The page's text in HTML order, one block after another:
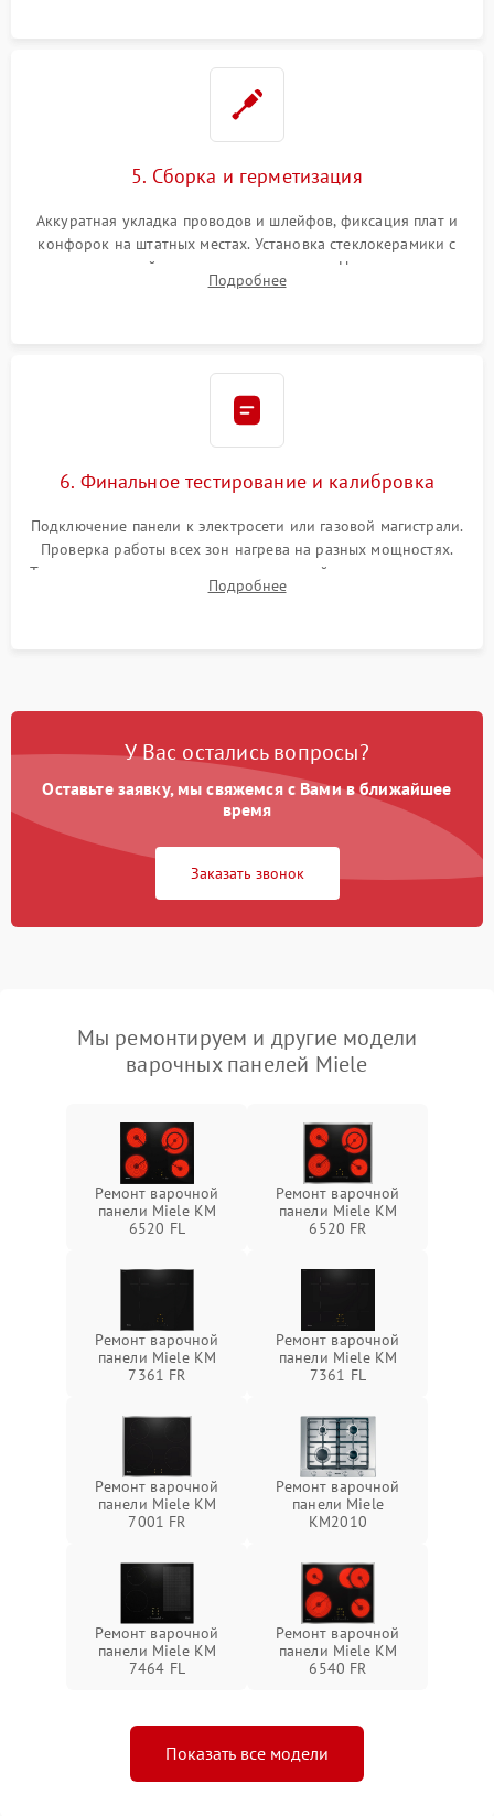
5. Сборка и герметизация
Аккуратная укладка проводов и шлейфов, фиксация плат и
конфорок на штатных местах. Установка стеклокерамики с
проверкой равномерности зазоров. Нанесение
термостойкого герметика или укладка уплотнительной
Подробнее
6. Финальное тестирование и калибровка
Подключение панели к электросети или газовой магистрали.
Проверка работы всех зон нагрева на разных мощностях.
Тестирование сенсорного управления, таймера, индикаторов
остаточного тепла и систем защиты от перегрева.
Подробнее
У Вас остались вопросы?
Оставьте заявку, мы свяжемся с Вами в ближайшее
время
Заказать звонок
Мы ремонтируем и другие модели
варочных панелей Miele
Ремонт варочной
панели Miele KM
6520 FL
Ремонт варочной
панели Miele KM
6520 FR
Ремонт варочной
панели Miele KM
7361 FR
Ремонт варочной
панели Miele KM
7361 FL
Ремонт варочной
панели Miele KM
7001 FR
Ремонт варочной
панели Miele
KM2010
Ремонт варочной
панели Miele KM
7464 FL
Ремонт варочной
панели Miele KM
6540 FR
Показать все модели